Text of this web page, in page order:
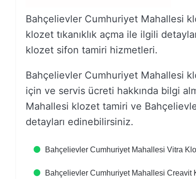
Bahçelievler Cumhuriyet Mahallesi
klozet tıkanıklık açma ile ilgili
klozet sifon tamiri hizmetleri.
Bahçelievler Cumhuriyet Mahallesi
için ve servis ücreti hakkında bilgi
Mahallesi klozet tamiri ve
detayları edinebilirsiniz.
Bahçelievler Cumhuriyet Mahallesi Vitra
Bahçelievler Cumhuriyet Mahallesi Creavit